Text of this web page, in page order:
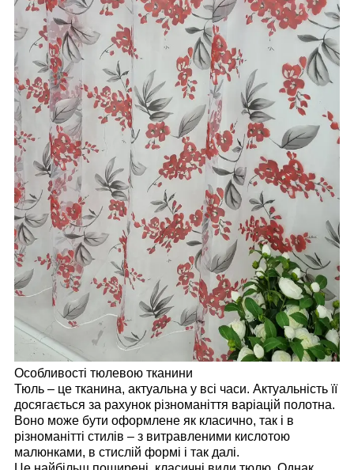
Особливості тюлевою тканини
Тюль – це тканина, актуальна у всі часи. Актуальність її
досягається за рахунок різноманіття варіацій полотна.
Воно може бути оформлене як класично, так і в
різноманітті стилів – з витравленими кислотою
малюнками, в стислій формі і так далі.